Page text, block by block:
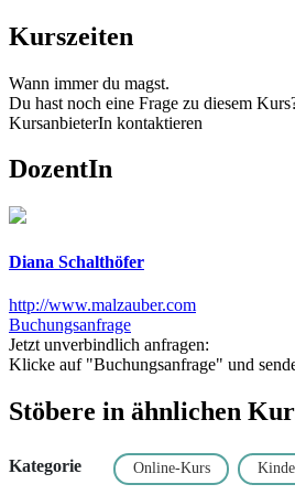
Kurszeiten
Wann immer du magst.
Du hast noch eine Frage zu diesem
KursanbieterIn kontaktieren
DozentIn
Diana Schalthöfer
http://www.malzauber.com
Buchungsanfrage
Jetzt unverbindlich anfragen:
Klicke auf "Buchungsanfrage" und
Stöbere in ähnlichen
Kategorie Online-Kurs